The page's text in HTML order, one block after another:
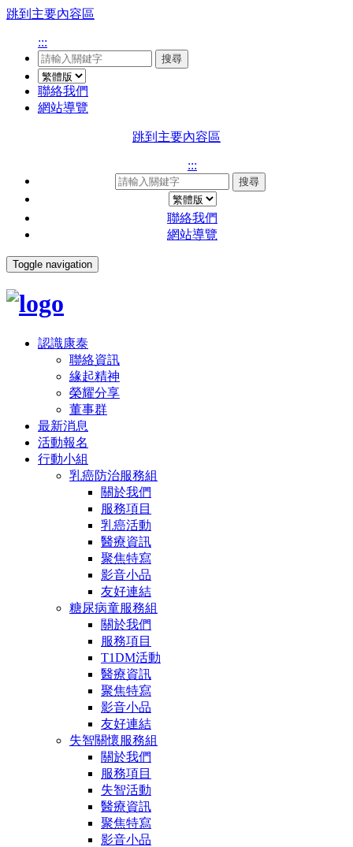
跳到主要內容區
:::
搜尋
聯絡我們
網站導覽
跳到主要內容區
:::
搜尋
聯絡我們
網站導覽
Toggle navigation
認識康泰
聯絡資訊
緣起精神
榮耀分享
董事群
最新消息
活動報名
行動小組
乳癌防治服務組
關於我們
服務項目
乳癌活動
醫療資訊
聚焦特寫
影音小品
友好連結
糖尿病童服務組
關於我們
服務項目
T1DM活動
醫療資訊
聚焦特寫
影音小品
友好連結
失智關懷服務組
關於我們
服務項目
失智活動
醫療資訊
聚焦特寫
影音小品